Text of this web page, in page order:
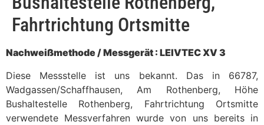
Fahrtrichtung Ortsmitte
Nachweißmethode / Messgerät : LEIVTEC XV 3
Diese Messstelle ist uns bekannt. Das in 66787,
Wadgassen/Schaffhausen, Am Rothenberg, Höhe
Bushaltestelle Rothenberg, Fahrtrichtung Ortsmitte
verwendete Messverfahren wurde von uns bereits in